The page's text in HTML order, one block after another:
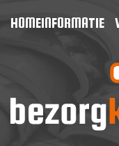
HOMEINFORMATIE